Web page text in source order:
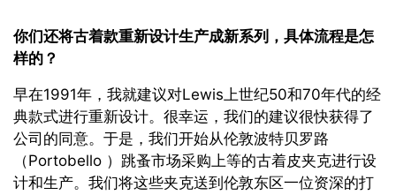
你们还将古着款重新设计生产成新系列，具体流程是怎
样的？
早在1991年，我就建议对Lewis上世纪50和70年代的经
典款式进行重新设计。很幸运，我们的建议很快获得了
公司的同意。于是，我们开始从伦敦波特贝罗路
（Portobello ）跳蚤市场采购上等的古着皮夹克进行设
计和生产。我们将这些夹克送到伦敦东区一位资深的打